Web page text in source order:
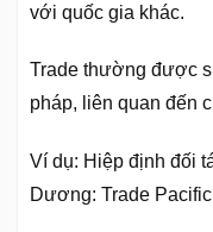
với quốc gia khác.
Trade thường được
pháp, liên quan đến
Ví dụ: Hiệp định đối
Dương: Trade